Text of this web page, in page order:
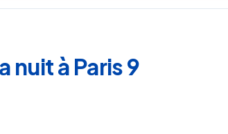
nuit à Paris 9